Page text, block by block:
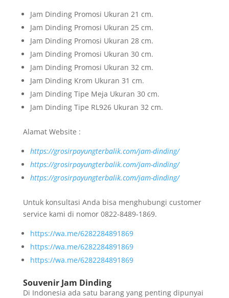
Jam Dinding Promosi Ukuran 21 cm.
Jam Dinding Promosi Ukuran 25 cm.
Jam Dinding Promosi Ukuran 28 cm.
Jam Dinding Promosi Ukuran 30 cm.
Jam Dinding Promosi Ukuran 32 cm.
Jam Dinding Krom Ukuran 31 cm.
Jam Dinding Tipe Meja Ukuran 30 cm.
Jam Dinding Tipe RL926 Ukuran 32 cm.
Alamat Website :
https://grosirpayungterbalik.com/jam-dinding/
https://grosirpayungterbalik.com/jam-dinding/
https://grosirpayungterbalik.com/jam-dinding/
Untuk konsultasi Anda bisa menghubungi customer
service kami di nomor 0822-8489-1869.
https://wa.me/6282284891869
https://wa.me/6282284891869
https://wa.me/6282284891869
Souvenir Jam Dinding
Di Indonesia ada satu barang yang penting dipunyai